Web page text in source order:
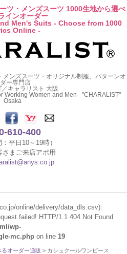
ツ・メンズスーツ 1000生地から選べ
インオーダー
Men's Suits - Choose from 1000
Online -
ンズスーツ・オリジナル制服、パターンオ
ー専門店
キャラリスト 大阪
Working Women and Men - "CHARALIST"
Osaka
610-400
：平日10～19時）
さまご来店アポ用
online/delivery/data_dls.csv):
failed! HTTP/1.1 404 Not Found
wp-
mc.php on line19
オーダー通販 > カシュクールワンピース